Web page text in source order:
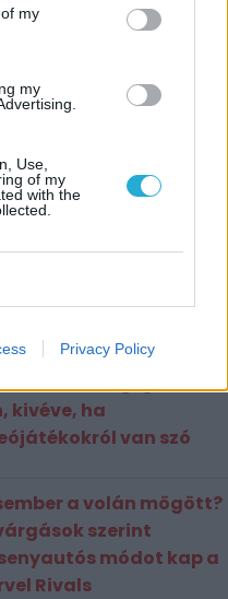
my
my
Use,
of my
with the
Privacy Policy
mindig igaza
kivéve, ha
van szó
a volán mögött?
szerint
módot kap a
Rivals